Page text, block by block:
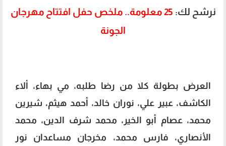
نرشح لك:
25 معلومة.. ملخص حفل افتتاح مهرجان
الجونة
العرض بطولة كلا من رضا طلبه، مي بهاء، ألاء
الكاشف، عبير علي، نوران خالد، أحمد هيثم، شيرين
محمد، عصام أبو الخير، محمد شرف الدين، محمد
الأنصاري، فارس محمد، مخرجان مساعدان نور